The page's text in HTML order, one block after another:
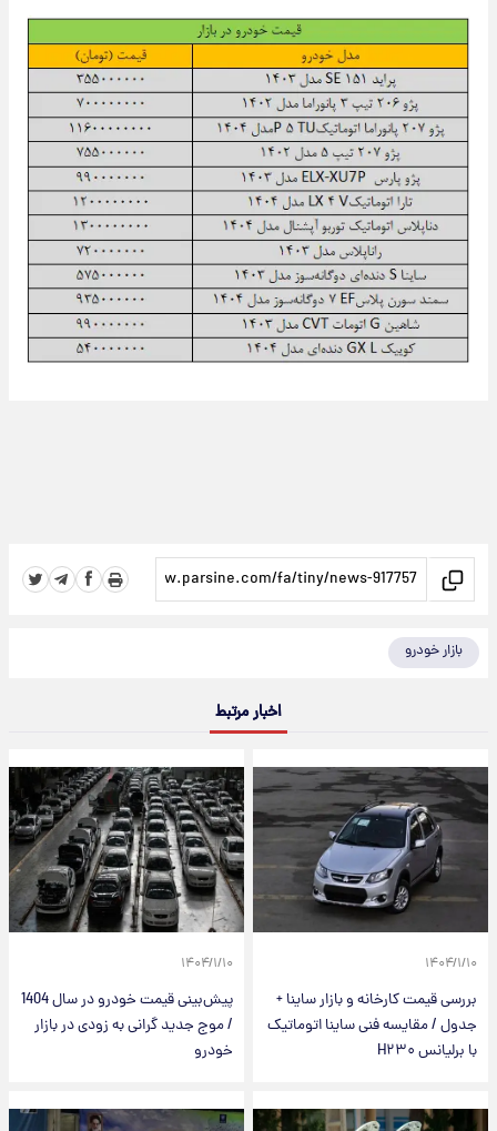
بازار خودرو
اخبار مرتبط
۱۴۰۴/۱/۱۰
بررسی قیمت کارخانه و بازار ساینا +
جدول / مقایسه فنی ساینا اتوماتیک
با برلیانس H۲۳۰
۱۴۰۴/۱/۱۰
پیش‌بینی قیمت خودرو در سال 1404
/ موج جدید گرانی به زودی در بازار
خودرو